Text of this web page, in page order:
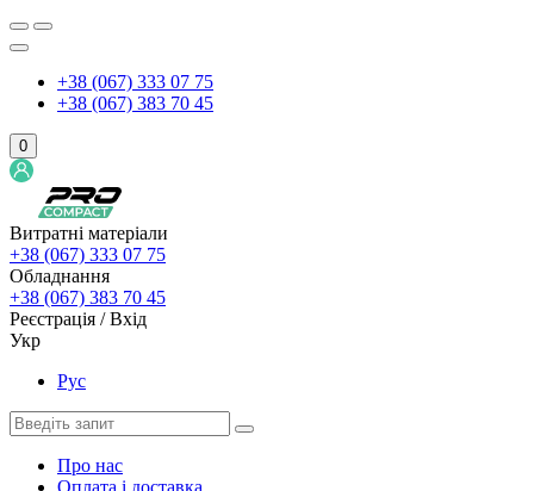
+38 (067) 333 07 75
+38 (067) 383 70 45
0
Витратні матеріали
+38 (067) 333 07 75
Обладнання
+38 (067) 383 70 45
Реєстрація / Вхід
Укр
Рус
Про нас
Оплата і доставка